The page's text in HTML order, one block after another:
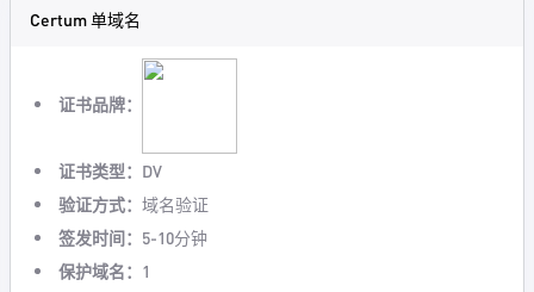
Certum 单域名
证书品牌：
证书类型： DV
验证方式： 域名验证
签发时间： 5-10分钟
保护域名： 1